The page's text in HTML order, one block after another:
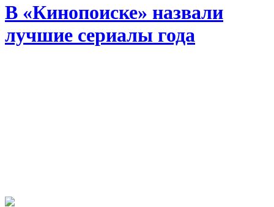
В «Кинопоиске» назвали
лучшие сериалы года